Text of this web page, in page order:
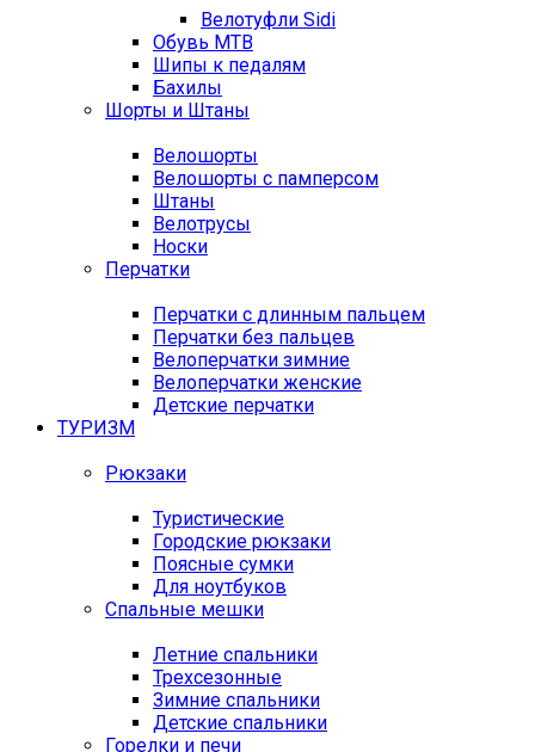
Велотуфли Sidi
Обувь MTB
Шипы к педалям
Бахилы
Шорты и Штаны
Велошорты
Велошорты с памперсом
Штаны
Велотрусы
Носки
Перчатки
Перчатки с длинным пальцем
Перчатки без пальцев
Велоперчатки зимние
Велоперчатки женские
Детские перчатки
ТУРИЗМ
Рюкзаки
Туристические
Городские рюкзаки
Поясные сумки
Для ноутбуков
Спальные мешки
Летние спальники
Трехсезонные
Зимние спальники
Детские спальники
Горелки и печи